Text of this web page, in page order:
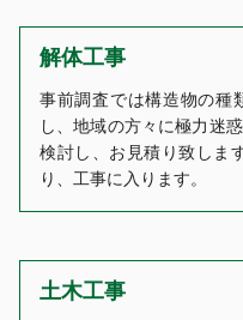
解体工事
事前調査では構造物の種
し、地域の方々に極力迷
検討し、お見積り致しま
り、工事に入ります。
土木工事